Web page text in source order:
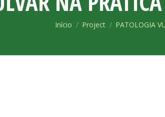
Você está aqui:
Início Project PATOLOGIA